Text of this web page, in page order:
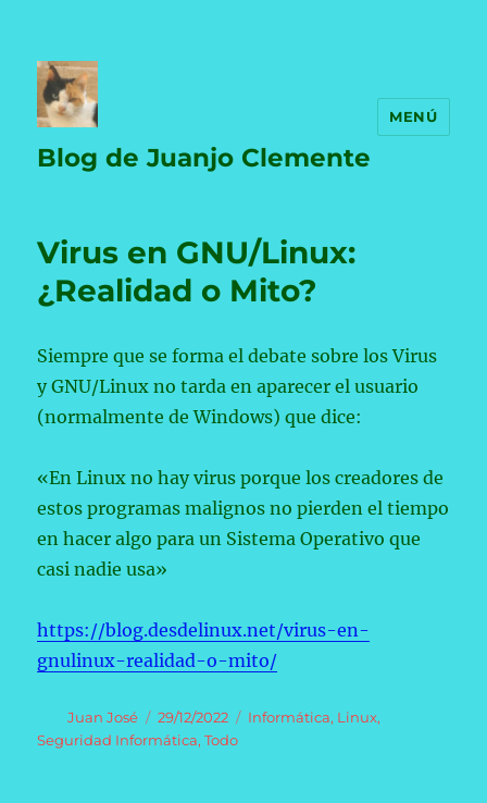
Blog de Juanjo Clemente
MENÚ
Virus en GNU/Linux:
¿Realidad o Mito?
Siempre que se forma el debate sobre los Virus
y GNU/Linux no tarda en aparecer el usuario
(normalmente de Windows) que dice:
«En Linux no hay virus porque los creadores de
estos programas malignos no pierden el tiempo
en hacer algo para un Sistema Operativo que
casi nadie usa»
https://blog.desdelinux.net/virus-en-
gnulinux-realidad-o-mito/
Autor
Juan José
Publicado
el
29/12/2022 Categorías
Informática, Linux,
Seguridad Informática,Todo